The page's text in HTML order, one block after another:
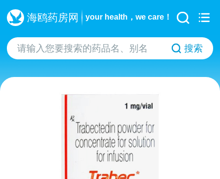
海鸥药房网 your health，we care！
搜索